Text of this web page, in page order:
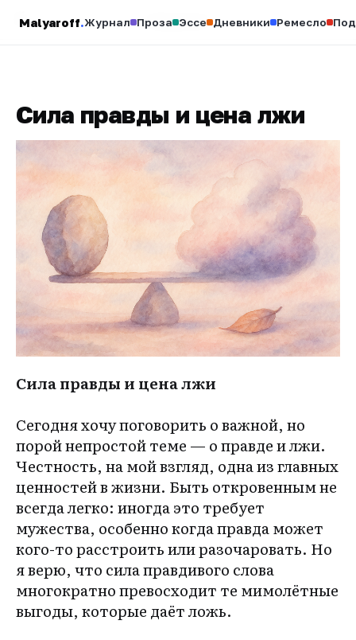
Malyaroff.Журнал Проза Эссе Дневники Ремесло
Молодой папа
Сила правды и цена лжи
Сила правды и цена лжи
Сегодня хочу поговорить о важной, но
порой непростой теме — о правде и лжи.
Честность, на мой взгляд, одна из главных
ценностей в жизни. Быть откровенным не
всегда легко: иногда это требует
мужества, особенно когда правда может
кого-то расстроить или разочаровать. Но
я верю, что сила правдивого слова
многократно превосходит те мимолётные
выгоды, которые даёт ложь.